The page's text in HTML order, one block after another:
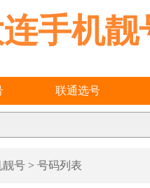
手机靓
联通选号
靓号 > 号码列表